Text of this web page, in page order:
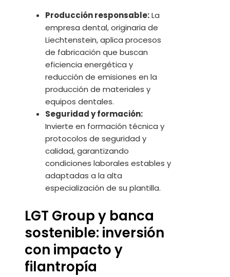
Producción responsable:La
empresa dental, originaria de
Liechtenstein, aplica procesos
de fabricación que buscan
eficiencia energética y
reducción de emisiones en la
producción de materiales y
equipos dentales.
Seguridad y formación:
Invierte en formación técnica y
protocolos de seguridad y
calidad, garantizando
condiciones laborales estables y
adaptadas a la alta
especialización de su plantilla.
LGT Group y banca
sostenible: inversión
con impacto y
filantropía